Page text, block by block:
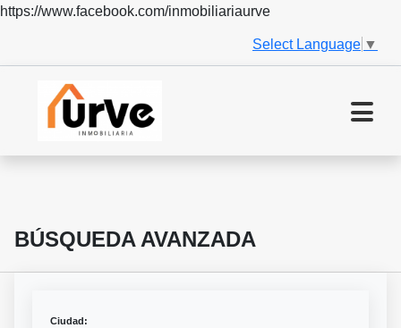
https://www.facebook.com/inmobiliariaurve
Select Language ▼
BÚSQUEDA AVANZADA
Ciudad: